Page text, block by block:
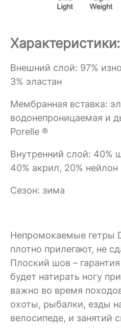
Характеристики:
Внешний слой: 97%
3% эластан
Мембранная вставка:
водонепроницаемая и
Porelle ®
Внутренний слой: 40%
40% акрил, 20% нейлон
Сезон: зима
Непромокаемые гетры
плотно прилегают, не
Плоский шов –
будет натирать ногу
важно во время
охоты, рыбалки, езды
велосипеде, и занятий